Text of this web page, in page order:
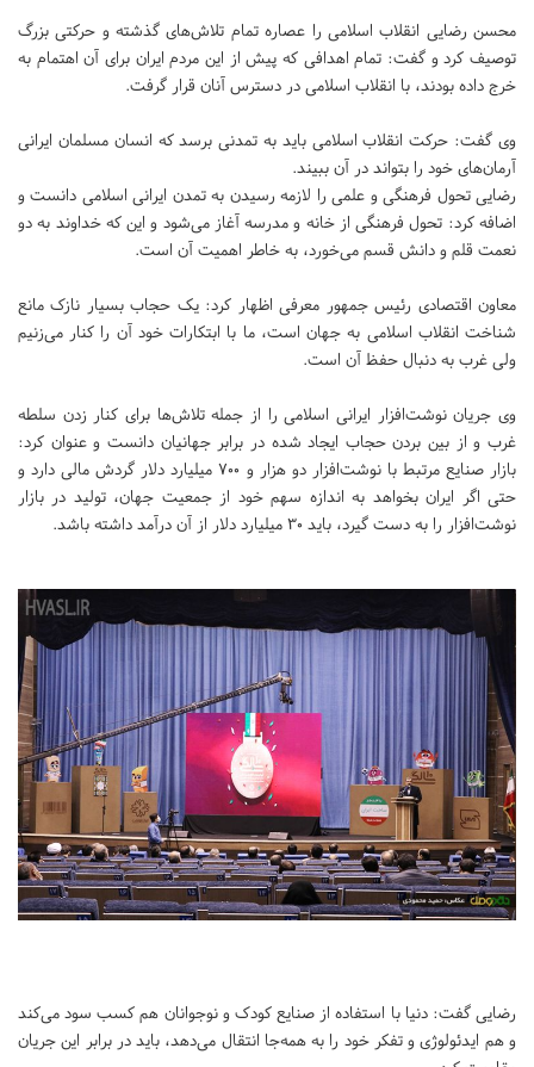
محسن رضایی انقلاب اسلامی را عصاره تمام تلاش‌های گذشته و حرکتی بزرگ
توصیف کرد و گفت: تمام اهدافی که پیش از این مردم ایران برای آن اهتمام به
خرج داده بودند، با انقلاب اسلامی در دسترس آنان قرار گرفت.
وی گفت: حرکت انقلاب اسلامی باید به تمدنی برسد که انسان مسلمان ایرانی
آرمان‌های خود را بتواند در آن ببیند.
رضایی تحول فرهنگی و علمی را لازمه رسیدن به تمدن ایرانی اسلامی دانست و
اضافه کرد: تحول فرهنگی از خانه و مدرسه آغاز می‌شود و این که خداوند به دو
نعمت قلم و دانش قسم می‌خورد، به خاطر اهمیت آن است.
معاون اقتصادی رئیس جمهور معرفی اظهار کرد: یک حجاب بسیار نازک مانع
شناخت انقلاب اسلامی به جهان است، ما با ابتکارات خود آن را کنار می‌زنیم
ولی غرب به دنبال حفظ آن است.
وی جریان نوشت‌افزار ایرانی اسلامی را از جمله تلاش‌ها برای کنار زدن سلطه
غرب و از بین بردن حجاب ایجاد شده در برابر جهانیان دانست و عنوان کرد:
بازار صنایع مرتبط با نوشت‌افزار دو هزار و 700 میلیارد دلار گردش مالی دارد و
حتی اگر ایران بخواهد به اندازه سهم خود از جمعیت جهان، تولید در بازار
نوشت‌افزار را به دست گیرد، باید 30 میلیارد دلار از آن درآمد داشته باشد.
رضایی گفت: دنیا با استفاده از صنایع کودک و نوجوانان هم کسب سود می‌کند
و هم ایدئولوژی و تفکر خود را به همه‌جا انتقال می‌دهد، باید در برابر این جریان